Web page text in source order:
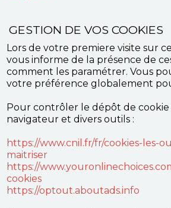
GESTION DE VOS COOKIES
Lors de votre premiere visite sur
vous informe de la présence de
comment les paramétrer. Vous
votre préférence globalement
Pour contrôler le dépôt de cookie
navigateur et divers outils :
https://www.cnil.fr/fr/cookies-les-
maitriser
https://
cookies
https://optout.aboutads.info